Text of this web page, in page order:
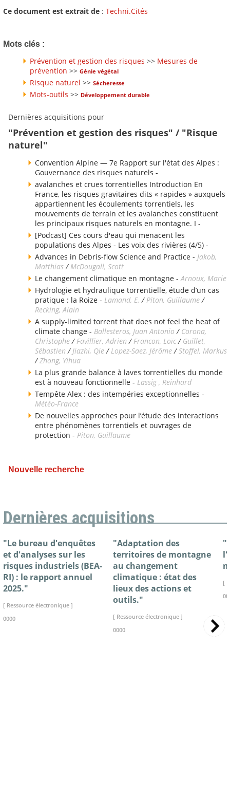
Ce document est extrait de : Techni.Cités
Mots clés :
Prévention et gestion des risques >> Mesures de
prévention >> Génie végétal
Risque naturel >> Sécheresse
Mots-outils >> Développement durable
Dernières acquisitions pour
"Prévention et gestion des risques" / "Risque
naturel"
Convention Alpine — 7e Rapport sur l'état des Alpes :
Gouvernance des risques naturels -
avalanches et crues torrentielles Introduction En
France, les risques gravitaires dits « rapides » auxquels
appartiennent les écoulements torrentiels, les
mouvements de terrain et les avalanches constituent
les principaux risques naturels en montagne. I -
[Podcast] Ces cours d'eau qui menacent les
populations des Alpes - Les voix des rivières (4/5) -
Advances in Debris-flow Science and Practice - Jakob,
Matthias/McDougall, Scott
Le changement climatique en montagne -Arnoux, Marie
Hydrologie et hydraulique torrentielle, étude d’un cas
pratique : la Roize - Lamand, E. / Piton, Guillaume/
Recking, Alain
A supply-limited torrent that does not feel the heat of
climate change - Ballesteros, Juan Antonio / Corona,
Christophe/ Favillier, Adrien / Francon, Loïc/ Guillet,
Sébastien / Jiazhi, Qie/ Lopez-Saez, Jérôme/Stoffel, Markus
/Zhong, Yihua
La plus grande balance à laves torrentielles du monde
est à nouveau fonctionnelle - Lässig , Reinhard
Tempête Alex : des intempéries exceptionnelles -
Météo-France
De nouvelles approches pour l’étude des interactions
entre phénomènes torrentiels et ouvrages de
protection - Piton, Guillaume
Nouvelle recherche
Dernières acquisitions
"Le bureau d'enquêtes
et d'analyses sur les
risques industriels (BEA-
RI) : le rapport annuel
2025."
[ Ressource électronique ]
0000
"Adaptation des
territoires de montagne
au changement
climatique : état des
lieux des actions et
outils."
[ Ressource électronique ]
0000
[